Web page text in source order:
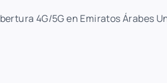
4G/5G en Emiratos Árabes